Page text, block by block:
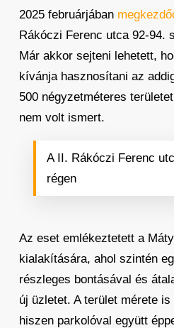
2025 februárjában
Rákóczi Ferenc utca 92-94.
Már akkor sejteni lehetett,
kívánja hasznosítani az
500 négyzetméteres
nem volt ismert.
A II. Rákóczi Ferenc
régen
Az eset emlékeztetett a
kialakítására, ahol szintén
részleges bontásával és
új üzletet. A terület mérete
hiszen parkolóval együtt